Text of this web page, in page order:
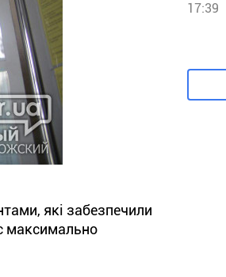
які забезпечили
максимально
17:39